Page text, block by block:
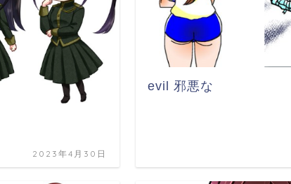
2023年4月30日
evil 邪悪な